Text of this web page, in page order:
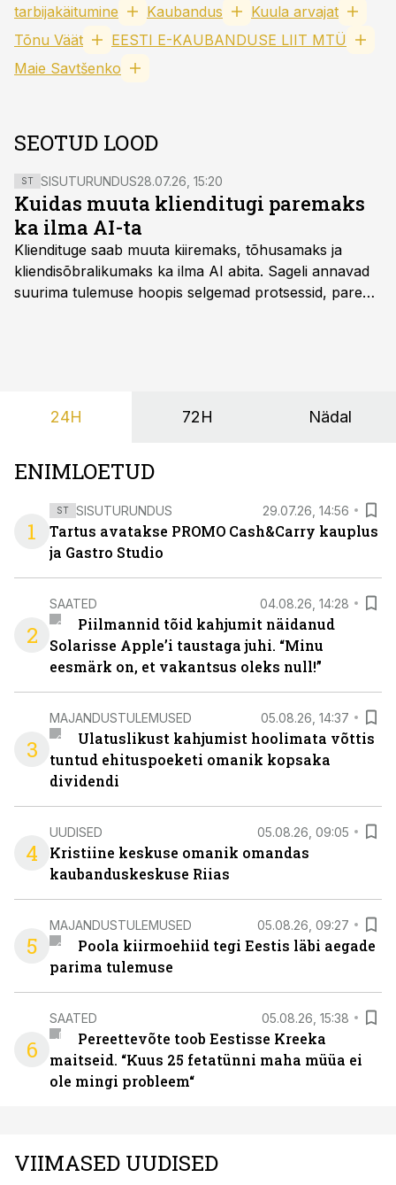
tarbijakäitumine
Kaubandus
Kuula arvajat
Tõnu Väät
EESTI E-KAUBANDUSE LIIT MTÜ
Maie Savtšenko
SEOTUD LOOD
ST SISUTURUNDUS28.07.26, 15:20
Kuidas muuta klienditugi paremaks
ka ilma AI-ta
Kliendituge saab muuta kiiremaks, tõhusamaks ja
kliendisõbralikumaks ka ilma AI abita. Sageli annavad
suurima tulemuse hoopis selgemad protsessid, parem
24H 72H Nädal
ENIMLOETUD
1
ST SISUTURUNDUS 29.07.26, 14:56
Tartus avatakse PROMO Cash&Carry kauplus
ja Gastro Studio
2
SAATED 04.08.26, 14:28
Piilmannid tõid kahjumit näidanud
Solarisse Apple’i taustaga juhi. “Minu
eesmärk on, et vakantsus oleks null!”
3
MAJANDUSTULEMUSED 05.08.26, 14:37
Ulatuslikust kahjumist hoolimata võttis
tuntud ehituspoeketi omanik kopsaka
dividendi
4
UUDISED 05.08.26, 09:05
Kristiine keskuse omanik omandas
kaubanduskeskuse Riias
5
MAJANDUSTULEMUSED 05.08.26, 09:27
Poola kiirmoehiid tegi Eestis läbi aegade
parima tulemuse
6
SAATED 05.08.26, 15:38
Pereettevõte toob Eestisse Kreeka
maitseid. “Kuus 25 fetatünni maha müüa ei
ole mingi probleem“
VIIMASED UUDISED